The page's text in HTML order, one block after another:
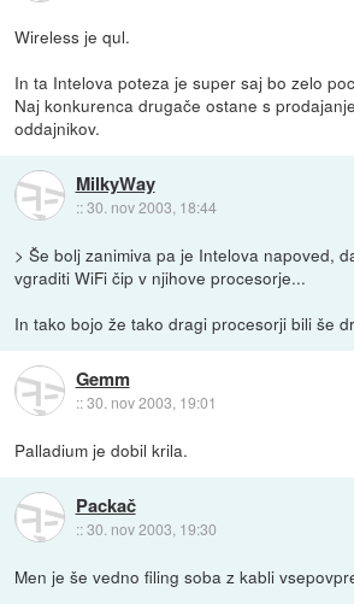
Wireless je qul.
In ta Intelova poteza je super saj bo zelo
Naj konkurenca drugače ostane s
oddajnikov.
MilkyWay
::30. nov 2003, 18:44
> Še bolj zanimiva pa je Intelova napoved,
vgraditi WiFi čip v njihove procesorje...
In tako bojo že tako dragi procesorji bili še
Gemm
::30. nov 2003, 19:01
Palladium je dobil krila.
Packač
::30. nov 2003, 19:30
Men je še vedno filing soba z kabli